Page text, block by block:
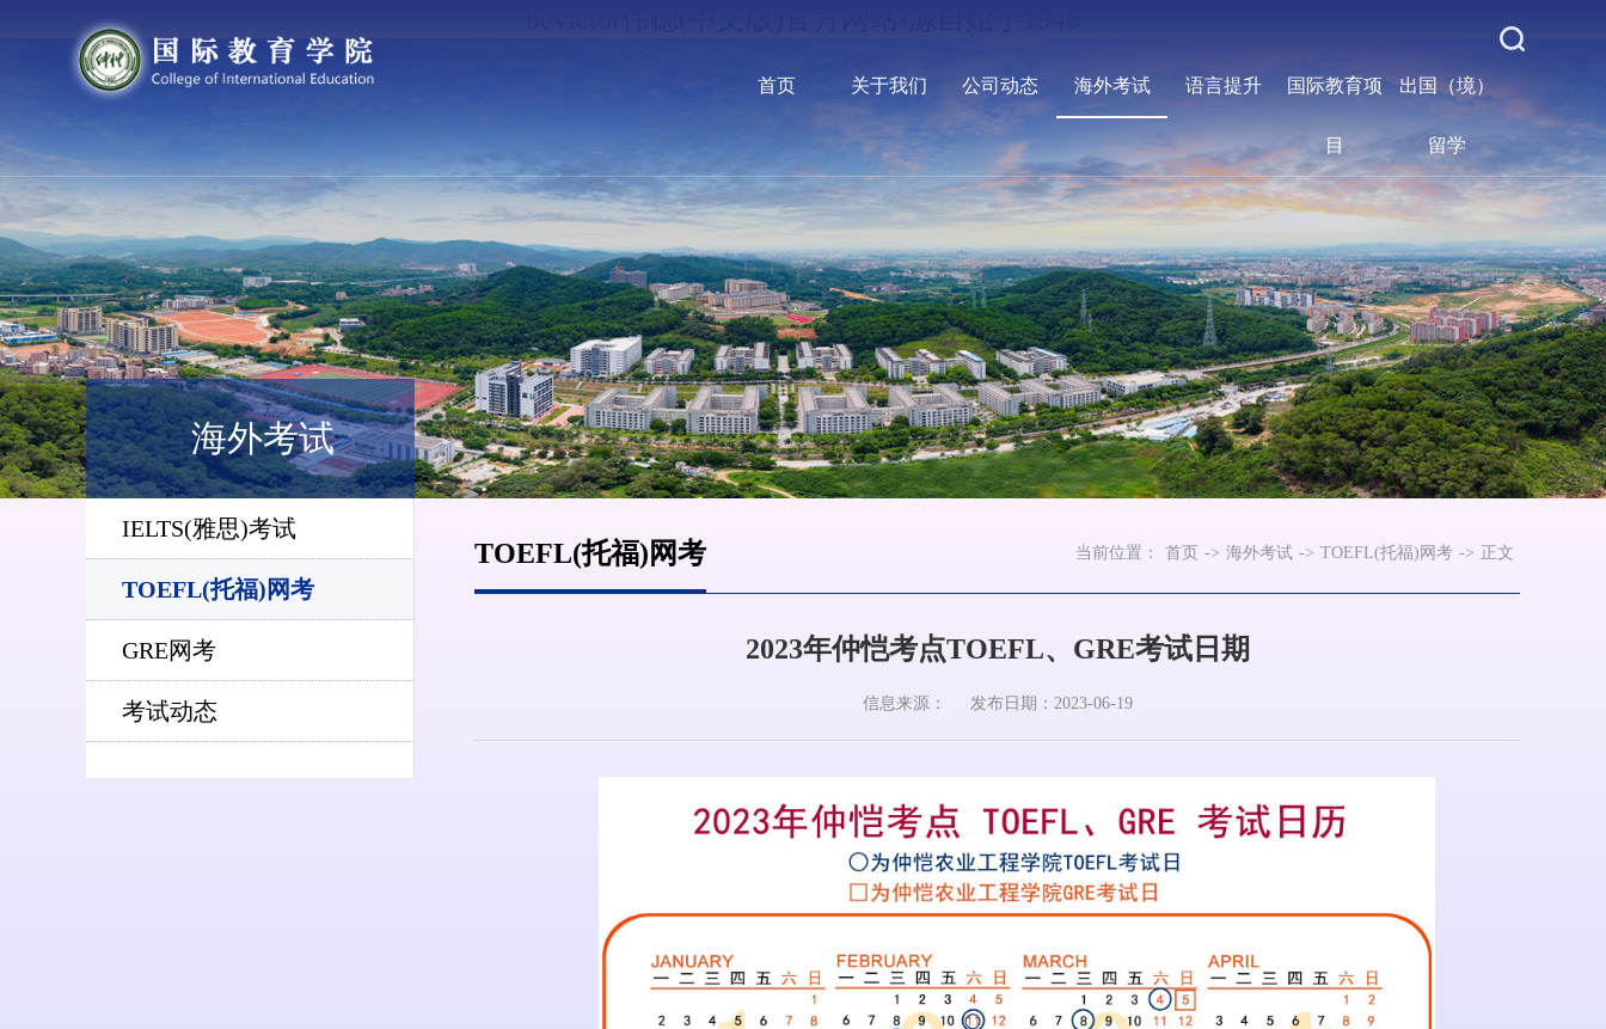
首页 关于我们 公司动态 海外考试 语言提升 国际教育项
目
出国（境）
留学
海外考试
IELTS(雅思)考试
TOEFL(托福)网考
GRE网考
考试动态
TOEFL(托福)网考 当前位置： 首页 -> 海外考试 -> TOEFL(托福)网考 -> 正文
2023年仲恺考点TOEFL、GRE考试日期
信息来源： 发布日期：2023-06-19